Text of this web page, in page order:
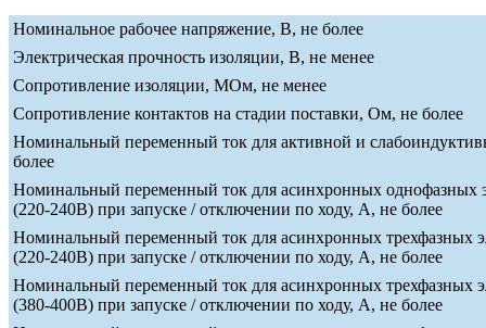
Номинальное рабочее напряжение, В, не более
Электрическая прочность изоляции, В, не менее
Сопротивление изоляции, МОм, не менее
Сопротивление контактов на стадии поставки, Ом, не более
Номинальный переменный ток для активной и
более
Номинальный переменный ток для асинхронных однофазных
(220-240В) при запуске / отключении по ходу, А, не более
Номинальный переменный ток для асинхронных трехфазных
(220-240В) при запуске / отключении по ходу, А, не более
Номинальный переменный ток для асинхронных трехфазных
(380-400В) при запуске / отключении по ходу, А, не более